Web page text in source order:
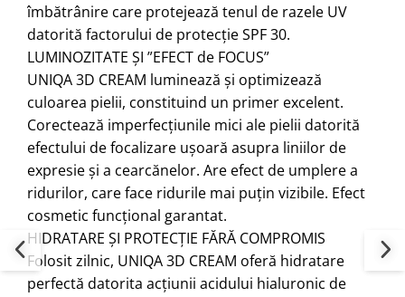
îmbătrânire care protejează tenul de razele UV
datorită factorului de protecție SPF 30.
LUMINOZITATE ȘI ”EFECT de FOCUS”
UNIQA 3D CREAM luminează și optimizează
culoarea pielii, constituind un primer excelent.
Corectează imperfecțiunile mici ale pielii datorită
efectului de focalizare ușoară asupra liniilor de
expresie și a cearcănelor. Are efect de umplere a
ridurilor, care face ridurile mai puțin vizibile. Efect
cosmetic funcțional garantat.
HIDRATARE ȘI PROTECȚIE FĂRĂ COMPROMIS
Folosit zilnic, UNIQA 3D CREAM oferă hidratare
perfectă datorita acțiunii acidului hialuronic de